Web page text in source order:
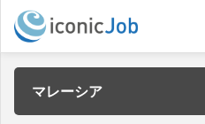
マレーシア